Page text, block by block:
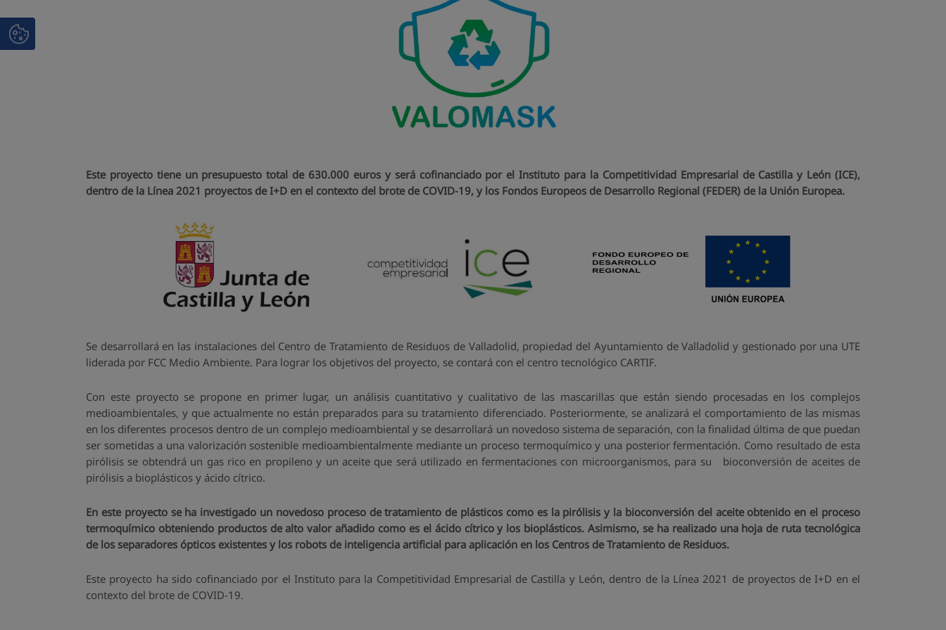
Este proyecto tiene un presupuesto total de 630.000 euros y será cofinanciado por el Instituto para la Competitividad Empresarial de Castilla y León (ICE),
dentro de la Línea 2021 proyectos de I+D en el contexto del brote de COVID-19, y los Fondos Europeos de Desarrollo Regional (FEDER) de la Unión Europea.
Se desarrollará en las instalaciones del Centro de Tratamiento de Residuos de Valladolid, propiedad del Ayuntamiento de Valladolid y gestionado por una UTE
liderada por FCC Medio Ambiente. Para lograr los objetivos del proyecto, se contará con el centro tecnológico CARTIF.
Con este proyecto se propone en primer lugar, un análisis cuantitativo y cualitativo de las mascarillas que están siendo procesadas en los complejos
medioambientales, y que actualmente no están preparados para su tratamiento diferenciado. Posteriormente, se analizará el comportamiento de las mismas
en los diferentes procesos dentro de un complejo medioambiental y se desarrollará un novedoso sistema de separación, con la finalidad última de que puedan
ser sometidas a una valorización sostenible medioambientalmente mediante un proceso termoquímico y una posterior fermentación. Como resultado de esta
pirólisis se obtendrá un gas rico en propileno y un aceite que será utilizado en fermentaciones con microorganismos, para su bioconversión de aceites de
pirólisis a bioplásticos y ácido cítrico.
En este proyecto se ha investigado un novedoso proceso de tratamiento de plásticos como es la pirólisis y la bioconversión del aceite obtenido en el proceso
termoquímico obteniendo productos de alto valor añadido como es el ácido cítrico y los bioplásticos. Asimismo, se ha realizado una hoja de ruta tecnológica
de los separadores ópticos existentes y los robots de inteligencia artificial para aplicación en los Centros de Tratamiento de Residuos.
Este proyecto ha sido cofinanciado por el Instituto para la Competitividad Empresarial de Castilla y León, dentro de la Línea 2021 de proyectos de I+D en el
contexto del brote de COVID-19.